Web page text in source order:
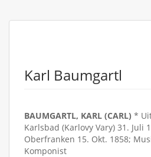
Karl Baumgartl
BAUMGARTL, KARL (CARL) *
Karlsbad (Karlovy Vary) 31. Juli
Oberfranken 15. Okt. 1858;
Komponist